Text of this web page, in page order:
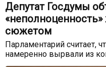
Депутат Госдумы
сюжетом
Парламентарий считает,
намеренно вырвали из